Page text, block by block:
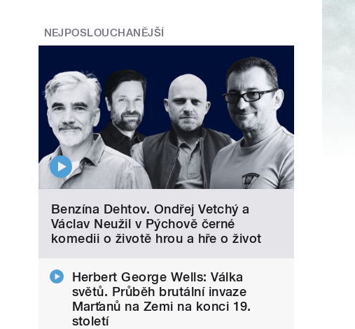
NEJPOSLOUCHANĚJŠÍ
Benzína Dehtov. Ondřej Vetchý a
Václav Neužil v Pýchově černé
komedii o životě hrou a hře o život
Herbert George Wells: Válka
světů. Průběh brutální invaze
Marťanů na Zemi na konci 19.
století